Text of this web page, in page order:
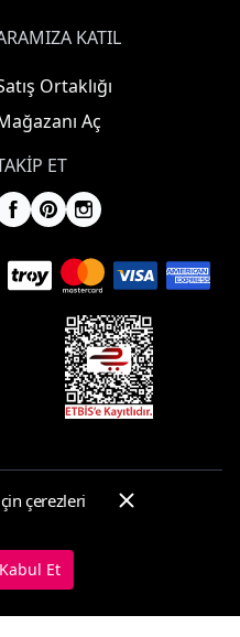
KATIL
Ortaklığı
Aç
ET
Çerez Politikası
çerezleri
Et